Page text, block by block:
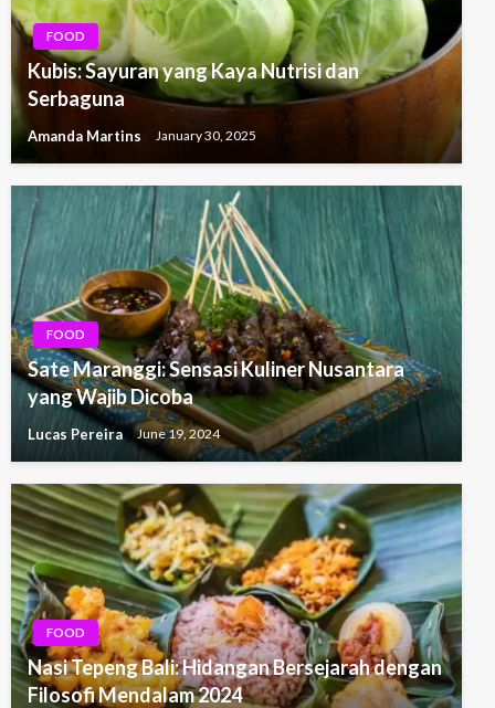
FOOD
Kubis: Sayuran yang Kaya Nutrisi dan
Serbaguna
Amanda Martins January 30, 2025
FOOD
Sate Maranggi: Sensasi Kuliner Nusantara
yang Wajib Dicoba
Lucas Pereira June 19, 2024
FOOD
Nasi Tepeng Bali: Hidangan Bersejarah dengan
Filosofi Mendalam 2024